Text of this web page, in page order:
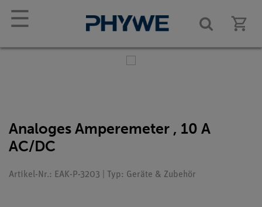
☰
Analoges Amperemeter , 10 A
AC/DC
Artikel-Nr.: EAK-P-3203 | Typ: Geräte & Zubehör